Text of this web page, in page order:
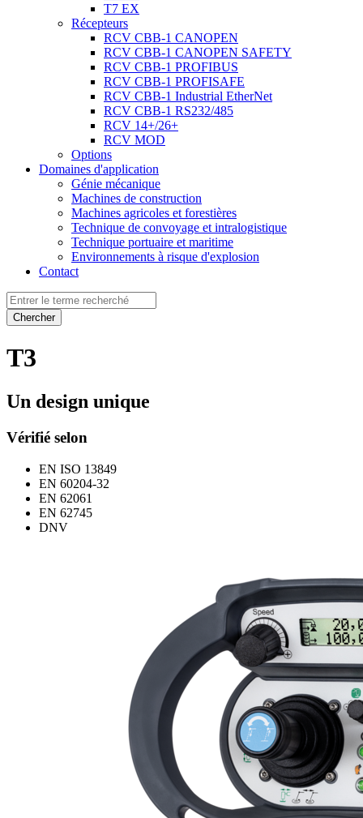
T7 EX
Récepteurs
RCV CBB-1 CANOPEN
RCV CBB-1 CANOPEN SAFETY
RCV CBB-1 PROFIBUS
RCV CBB-1 PROFISAFE
RCV CBB-1 Industrial EtherNet
RCV CBB-1 RS232/485
RCV 14+/26+
RCV MOD
Options
Domaines d'application
Génie mécanique
Machines de construction
Machines agricoles et forestières
Technique de convoyage et intralogistique
Technique portuaire et maritime
Environnements à risque d'explosion
Contact
Chercher
T3
Un design unique
Vérifié selon
EN ISO 13849
EN 60204-32
EN 62061
EN 62745
DNV